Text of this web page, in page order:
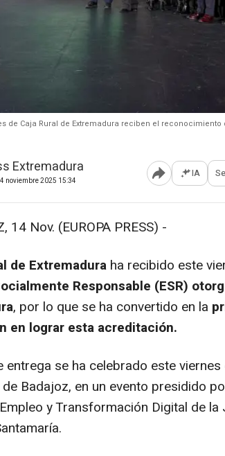
de Caja Rural de Extremadura reciben el
Extremadura
noviembre 2025 15:34 Abrir IA
14 Nov. (EUROPA PRESS) -
de Extremadura ha recibido este
Responsable (ESR)
, por lo que se ha convertido en la
en lograr esta acreditación.
entrega se ha celebrado este viernes
Badajoz, en un evento presidido
y Transformación Digital de